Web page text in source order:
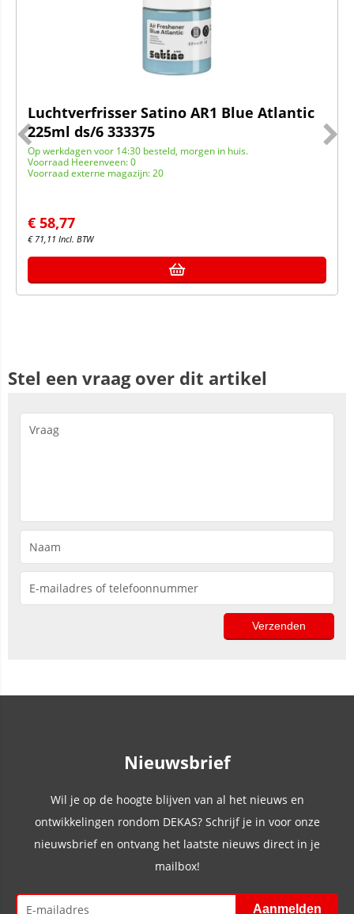
Luchtverfrisser Satino AR1 Blue Atlantic
225ml ds/6 333375
Op werkdagen voor 14:30 besteld, morgen in huis.
Voorraad Heerenveen: 0
Voorraad externe magazijn: 20
€ 58,77
€ 71,11 Incl. BTW
Stel een vraag over dit artikel
Nieuwsbrief
Wil je op de hoogte blijven van al het nieuws en
ontwikkelingen rondom DEKAS? Schrijf je in voor onze
nieuwsbrief en ontvang het laatste nieuws direct in je
mailbox!